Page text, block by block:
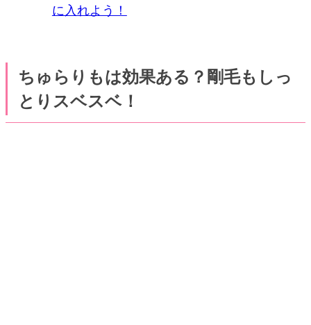
に入れよう！
ちゅらりもは効果ある？剛毛もしっ
とりスベスベ！